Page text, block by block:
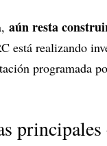
aún resta
está realizando
programada
principales